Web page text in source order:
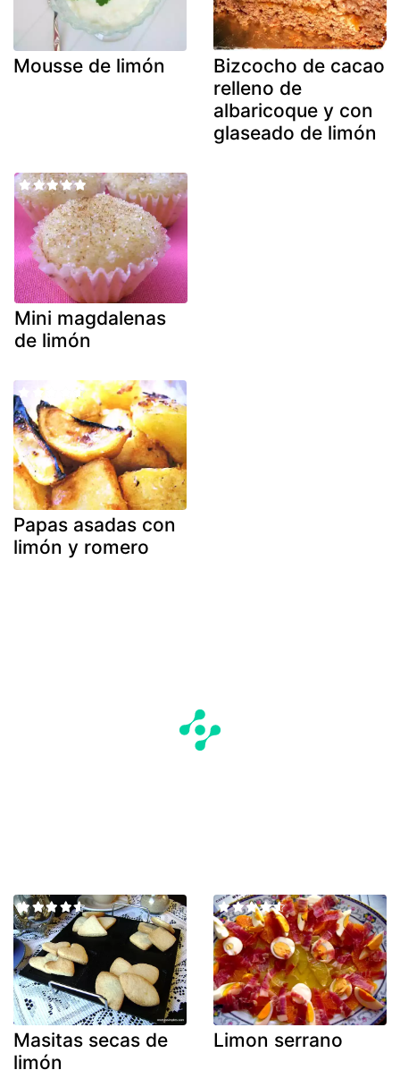
Mousse de limón
Bizcocho de cacao
relleno de
albaricoque y con
glaseado de limón
Mini magdalenas
de limón
Papas asadas con
limón y romero
Masitas secas de
limón
Limon serrano